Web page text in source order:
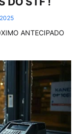
ANTECIPADO